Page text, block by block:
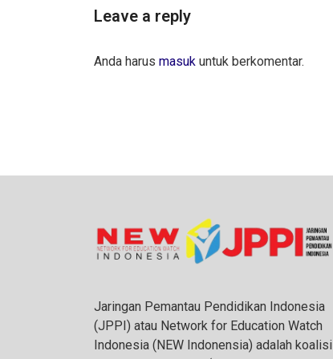
Leave a reply
Anda harus masuk untuk berkomentar.
Jaringan Pemantau Pendidikan Indonesia
(JPPI) atau Network for Education Watch
Indonesia (NEW Indonensia) adalah koalisi